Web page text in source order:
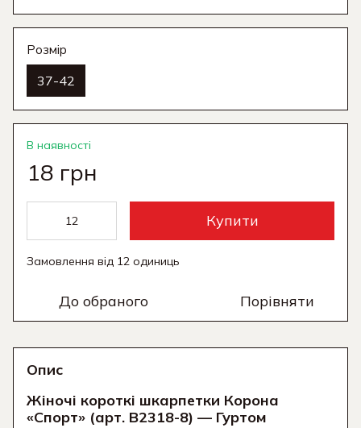
Розмір
37-42
В наявності
18 грн
Купити
Замовлення від 12 одиниць
До обраного Порівняти
Опис
Жіночі короткі шкарпетки Корона
«Спорт» (арт. B2318-8) — Гуртом